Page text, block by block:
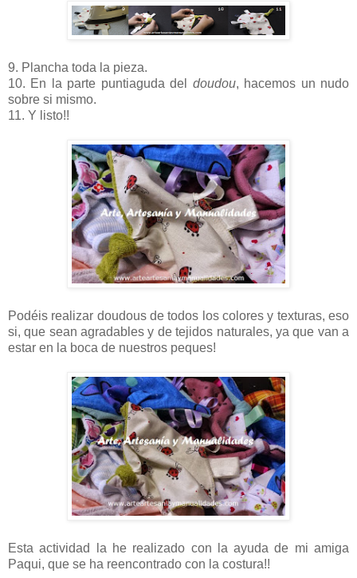
9. Plancha toda la pieza.
10. En la parte puntiaguda del doudou, hacemos un nudo
sobre si mismo.
11. Y listo!!
Podéis realizar doudous de todos los colores y texturas, eso
si, que sean agradables y de tejidos naturales, ya que van a
estar en la boca de nuestros peques!
Esta actividad la he realizado con la ayuda de mi amiga
Paqui, que se ha reencontrado con la costura!!